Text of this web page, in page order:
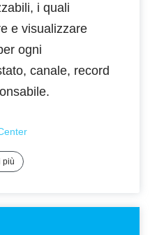
i quali
e visualizzare
ogni
canale, record
più